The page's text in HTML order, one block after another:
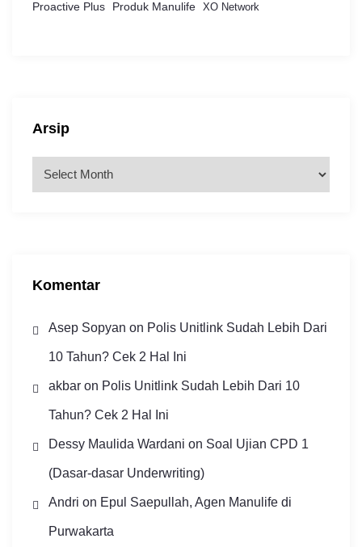
Proactive Plus Produk Manulife XO Network
Arsip
Komentar
Asep Sopyan on Polis Unitlink Sudah Lebih Dari
10 Tahun? Cek 2 Hal Ini
akbaron Polis Unitlink Sudah Lebih Dari 10
Tahun? Cek 2 Hal Ini
Dessy Maulida Wardani on Soal Ujian CPD 1
(Dasar-dasar Underwriting)
Andri on Epul Saepullah, Agen Manulife di
Purwakarta